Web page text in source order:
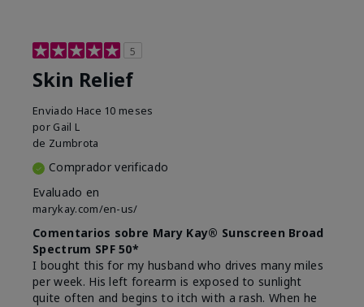
5
Skin Relief
Enviado Hace 10 meses
por Gail L
de Zumbrota
Comprador verificado
Evaluado en
marykay.com/en-us/
Comentarios sobre Mary Kay® Sunscreen Broad
Spectrum SPF 50*
I bought this for my husband who drives many miles
per week. His left forearm is exposed to sunlight
quite often and begins to itch with a rash. When he